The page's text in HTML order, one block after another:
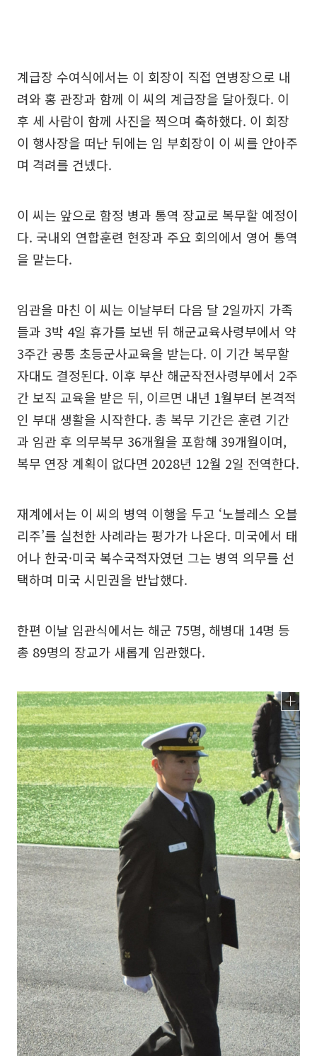
계급장 수여식에서는 이 회장이 직접 연병장으로 내
려와 홍 관장과 함께 이 씨의 계급장을 달아줬다. 이
후 세 사람이 함께 사진을 찍으며 축하했다. 이 회장
이 행사장을 떠난 뒤에는 임 부회장이 이 씨를 안아주
며 격려를 건넸다.
이 씨는 앞으로 함정 병과 통역 장교로 복무할 예정이
다. 국내외 연합훈련 현장과 주요 회의에서 영어 통역
을 맡는다.
임관을 마친 이 씨는 이날부터 다음 달 2일까지 가족
들과 3박 4일 휴가를 보낸 뒤 해군교육사령부에서 약
3주간 공통 초등군사교육을 받는다. 이 기간 복무할
자대도 결정된다. 이후 부산 해군작전사령부에서 2주
간 보직 교육을 받은 뒤, 이르면 내년 1월부터 본격적
인 부대 생활을 시작한다. 총 복무 기간은 훈련 기간
과 임관 후 의무복무 36개월을 포함해 39개월이며,
복무 연장 계획이 없다면 2028년 12월 2일 전역한다.
재계에서는 이 씨의 병역 이행을 두고 ‘노블레스 오블
리주’를 실천한 사례라는 평가가 나온다. 미국에서 태
어나 한국·미국 복수국적자였던 그는 병역 의무를 선
택하며 미국 시민권을 반납했다.
한편 이날 임관식에서는 해군 75명, 해병대 14명 등
총 89명의 장교가 새롭게 임관했다.